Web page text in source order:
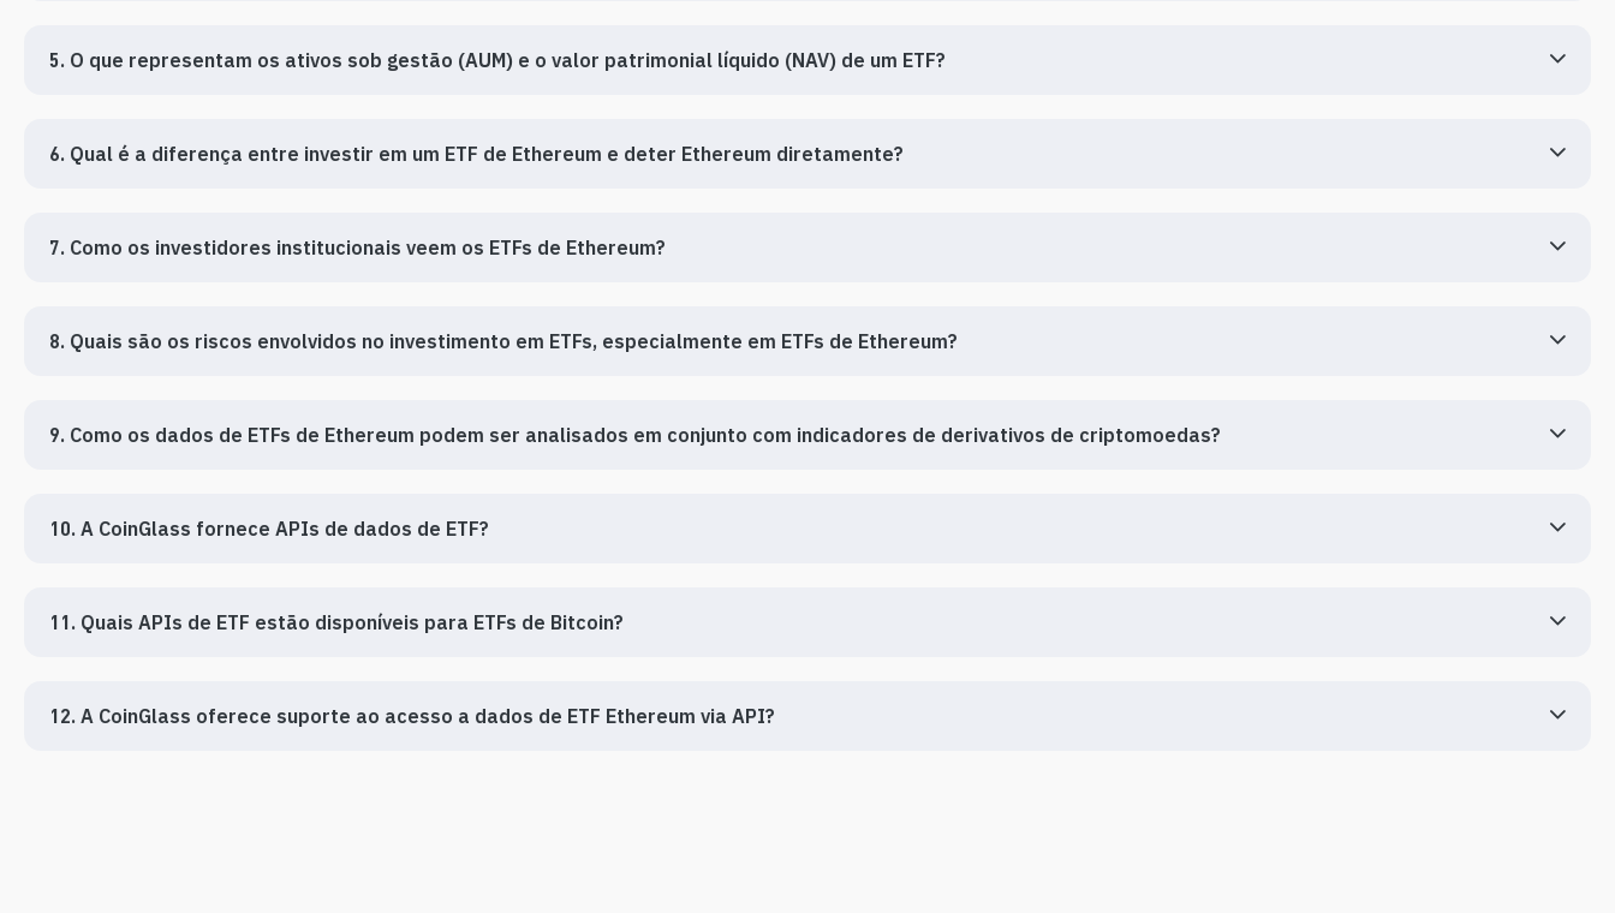
5. O que representam os ativos sob gestão (AUM) e o valor patrimonial líquido (NAV) de um ETF?
6. Qual é a diferença entre investir em um ETF de Ethereum e deter Ethereum diretamente?
7. Como os investidores institucionais veem os ETFs de Ethereum?
8. Quais são os riscos envolvidos no investimento em ETFs, especialmente em ETFs de Ethereum?
9. Como os dados de ETFs de Ethereum podem ser analisados em conjunto com indicadores de derivativos de criptomoedas?
10. A CoinGlass fornece APIs de dados de ETF?
11. Quais APIs de ETF estão disponíveis para ETFs de Bitcoin?
12. A CoinGlass oferece suporte ao acesso a dados de ETF Ethereum via API?